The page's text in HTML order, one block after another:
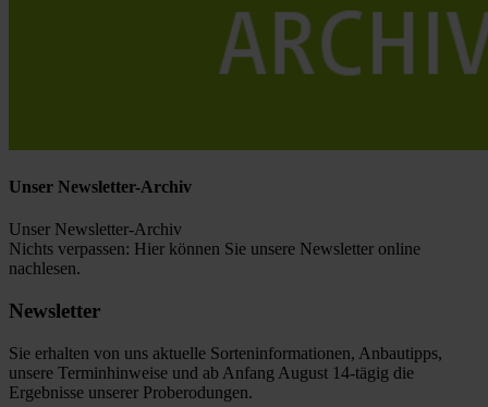
Unser Newsletter-Archiv
Unser Newsletter-Archiv
Nichts verpassen: Hier können Sie unsere Newsletter online
nachlesen.
Newsletter
Sie erhalten von uns aktuelle Sorteninformationen, Anbautipps,
unsere Terminhinweise und ab Anfang August 14-tägig die
Ergebnisse unserer Proberodungen.